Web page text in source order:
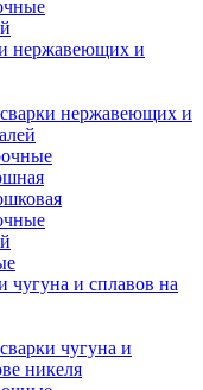
нержавеющих и
нержавеющих и
чугуна и сплавов на
чугуна и
никеля